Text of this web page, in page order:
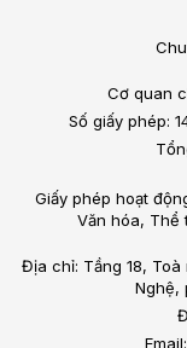
Cơ quan
Số giấy phép:
Giấy phép hoạt
Văn hóa, Thể
Địa chỉ: Tầng 18,
Nghệ,